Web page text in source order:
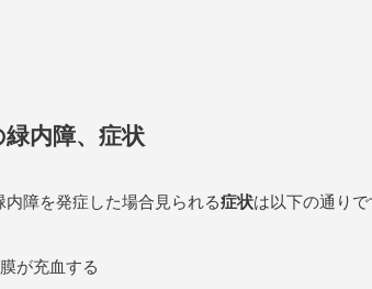
緑内障、症状
内障を発症した場合見られる症状は以下の通りで
が充血する